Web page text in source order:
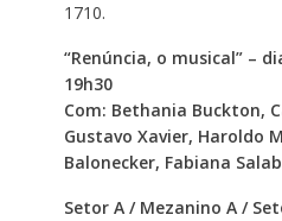
1710.
“Renúncia, o musical” –
19h30
Com: Bethania Buckton,
Gustavo Xavier, Haroldo
Balonecker, Fabiana
Setor A / Mezanino A /